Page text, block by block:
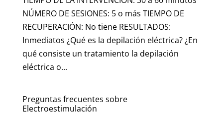
NÚMERO DE SESIONES: 5 o más TIEMPO DE
RECUPERACIÓN: No tiene RESULTADOS:
Inmediatos ¿Qué es la depilación eléctrica? ¿En
qué consiste un tratamiento la depilación
eléctrica o...
Preguntas frecuentes sobre
Electroestimulación